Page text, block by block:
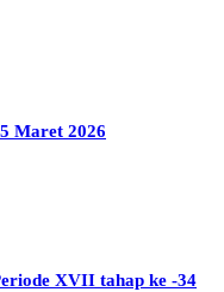
Maret 2026
XVII tahap ke -34